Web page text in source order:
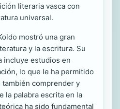
literaria vasca con
universal.
mostró una gran
y la escritura. Su
incluye estudios en
lo que le ha permitido
comprender y
la palabra escrita en la
ha sido fundamental